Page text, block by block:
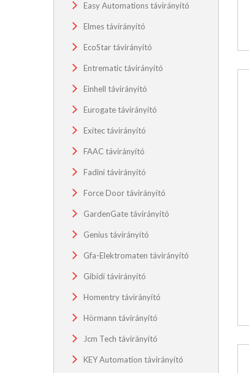
Easy Automations távirányító
Elmes távirányító
EcoStar távirányító
Entrematic távirányító
Einhell távirányító
Eurogate távirányító
Exitec távirányító
FAAC távirányító
Fadini távirányító
Force Door távirányító
GardenGate távirányító
Genius távirányító
Gfa-Elektromaten távirányító
Gibidi távirányító
Homentry távirányító
Hörmann távirányító
Jcm Tech távirányító
KEY Automation távirányító